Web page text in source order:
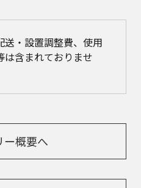
・設置調整費、使用
は含まれておりませ
ー概要へ